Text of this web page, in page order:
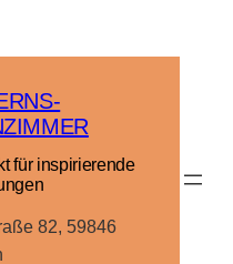
für inspirierende
82, 59846